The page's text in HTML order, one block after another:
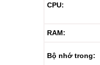
CPU:
RAM:
Bộ nhớ trong: